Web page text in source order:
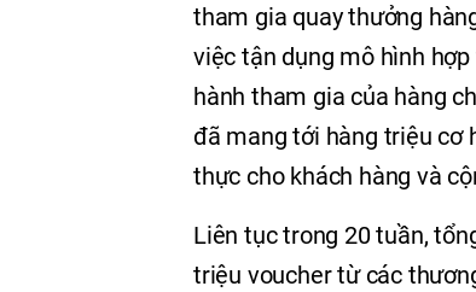
tham gia quay thưởng
việc tận dụng mô hình
hành tham gia của hàng
đã mang tới hàng triệu cơ
thực cho khách hàng và
Liên tục trong 20 tuần,
triệu voucher từ các